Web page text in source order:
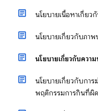
นโยบายเนื้อหาเกี่ยว
นโยบายเกี่ยวกับภาพ
นโยบายเกี่ยวกับควา
นโยบายเกี่ยวกับการ
พฤติกรรมการกินที่ผิ